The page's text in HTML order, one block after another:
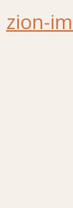
zion-